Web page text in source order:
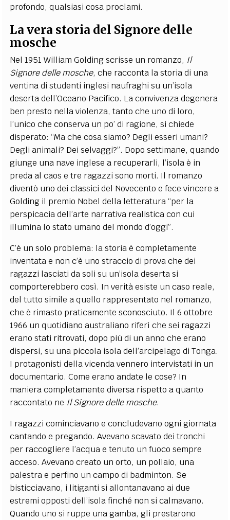
profondo, qualsiasi cosa proclami.
La vera storia del Signore delle
mosche
Nel 1951 William Golding scrisse un romanzo, Il
Signore delle mosche, che racconta la storia di una
ventina di studenti inglesi naufraghi su un’isola
deserta dell’Oceano Pacifico. La convivenza degenera
ben presto nella violenza, tanto che uno di loro,
l’unico che conserva un po’ di ragione, si chiede
disperato: “Ma che cosa siamo? Degli esseri umani?
Degli animali? Dei selvaggi?”. Dopo settimane, quando
giunge una nave inglese a recuperarli, l’isola è in
preda al caos e tre ragazzi sono morti. Il romanzo
diventò uno dei classici del Novecento e fece vincere a
Golding il premio Nobel della letteratura “per la
perspicacia dell’arte narrativa realistica con cui
illumina lo stato umano del mondo d’oggi”.
C’è un solo problema: la storia è completamente
inventata e non c’è uno straccio di prova che dei
ragazzi lasciati da soli su un’isola deserta si
comporterebbero così. In verità esiste un caso reale,
del tutto simile a quello rappresentato nel romanzo,
che è rimasto praticamente sconosciuto. Il 6 ottobre
1966 un quotidiano australiano riferì che sei ragazzi
erano stati ritrovati, dopo più di un anno che erano
dispersi, su una piccola isola dell’arcipelago di Tonga.
I protagonisti della vicenda vennero intervistati in un
documentario. Come erano andate le cose? In
maniera completamente diversa rispetto a quanto
raccontato ne Il Signore delle mosche.
I ragazzi cominciavano e concludevano ogni giornata
cantando e pregando. Avevano scavato dei tronchi
per raccogliere l’acqua e tenuto un fuoco sempre
acceso. Avevano creato un orto, un pollaio, una
palestra e perfino un campo di badminton. Se
bisticciavano, i litiganti si allontanavano ai due
estremi opposti dell’isola finché non si calmavano.
Quando uno si ruppe una gamba, gli prestarono